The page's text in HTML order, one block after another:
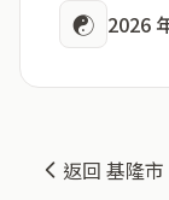
☯ 2026
返回 基隆市